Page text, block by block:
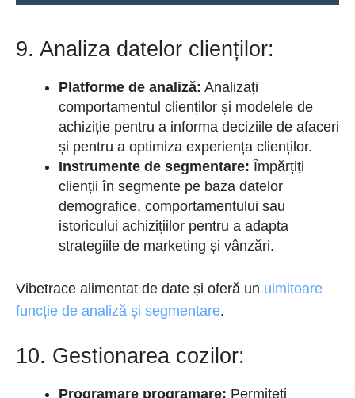
9. Analiza datelor clienților:
Platforme de analiză: Analizați
comportamentul clienților și modelele de
achiziție pentru a informa deciziile de afaceri
și pentru a optimiza experiența clienților.
Instrumente de segmentare: Împărțiți
clienții în segmente pe baza datelor
demografice, comportamentului sau
istoricului achizițiilor pentru a adapta
strategiile de marketing și vânzări.
Vibetrace alimentat de date și oferă un uimitoare
funcție de analiză și segmentare.
10. Gestionarea cozilor:
Programare programare: Permiteți